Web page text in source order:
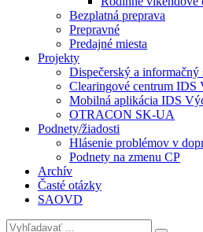
Bezplatná preprava
Prepravné
Predajné miesta
Projekty
Dispečerský a
Clearingové centrum IDS
Mobilná aplikácia IDS
OTRACON SK-UA
Podnety/žiadosti
Hlásenie problémov v
Podnety na zmenu CP
Archív
Časté otázky
SAOVD